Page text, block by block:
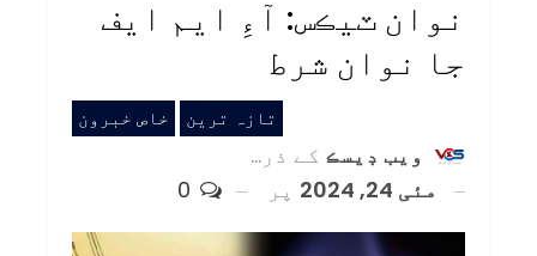
نوان ٽيڪس: آءِ ايم ايف
جا نوان شرط
تازہ ترین خاص خبرون
ويب ڊيسڪ کے ذریعہ
مئی 24, 2024
پر